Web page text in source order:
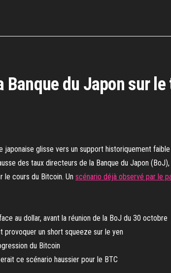
Banque du Japon sur
japonaise glisse vers un support historiquement
des taux directeurs de la Banque du Japon
le cours du Bitcoin. Un scénario déjà observé par le
au dollar, avant la réunion de la BoJ du 30 octobre
provoquer un short squeeze sur le yen
du Bitcoin
ce scénario haussier pour le BTC